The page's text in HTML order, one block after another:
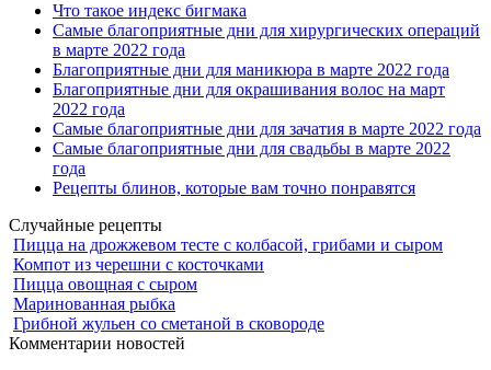
Что такое индекс бигмака
Самые благоприятные дни для хирургических операций
в марте 2022 года
Благоприятные дни для маникюра в марте 2022 года
Благоприятные дни для окрашивания волос на март
2022 года
Самые благоприятные дни для зачатия в марте 2022 года
Самые благоприятные дни для свадьбы в марте 2022
года
Рецепты блинов, которые вам точно понравятся
Случайные рецепты
Пицца на дрожжевом тесте с колбасой, грибами и сыром
Компот из черешни с косточками
Пицца овощная с сыром
Маринованная рыбка
Грибной жульен со сметаной в сковороде
Комментарии новостей